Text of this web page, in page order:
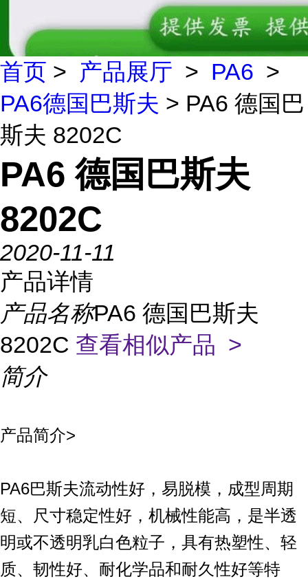
首页 > 产品展厅 > PA6 >
PA6德国巴斯夫 > PA6 德国巴
斯夫 8202C
PA6 德国巴斯夫
8202C
2020-11-11
产品详情
产品名称PA6 德国巴斯夫
8202C 查看相似产品 >
简介
产品简介>
PA6巴斯夫流动性好，易脱模，成型周期
短、尺寸稳定性好，机械性能高，是半透
明或不透明乳白色粒子，具有热塑性、轻
质、韧性好、耐化学品和耐久性好等特